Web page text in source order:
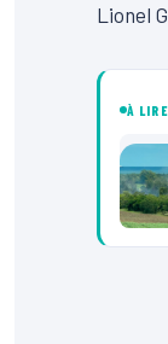
Lionel
À